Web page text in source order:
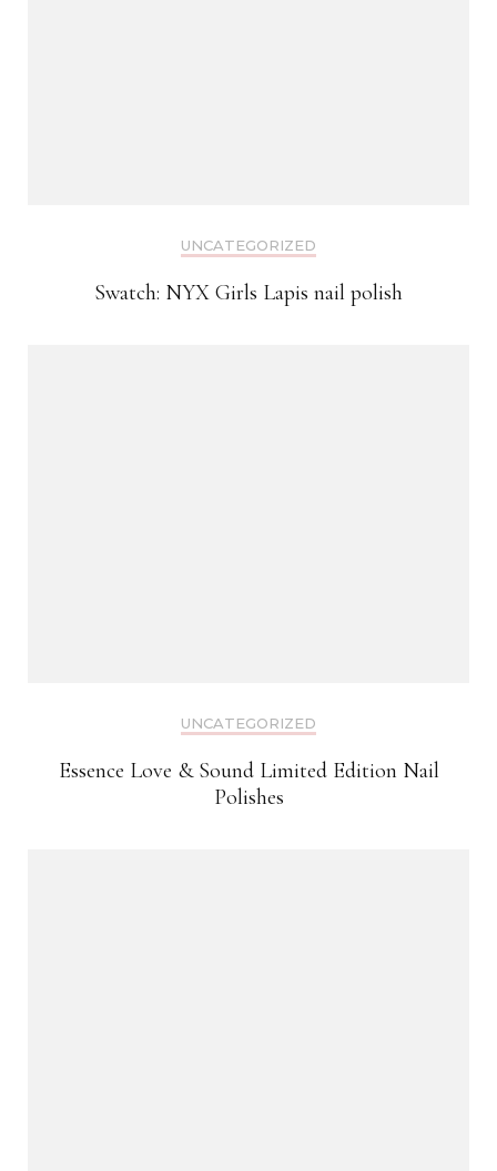
UNCATEGORIZED
Swatch: NYX Girls Lapis nail polish
UNCATEGORIZED
Essence Love & Sound Limited Edition Nail
Polishes